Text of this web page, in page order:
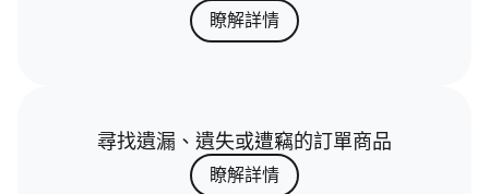
瞭解詳情
尋找遺漏、遺失或遭竊的訂單商品
瞭解詳情